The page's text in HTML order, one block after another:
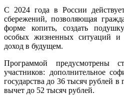
С 2024 года в России
сбережений, позволяющая
форме копить, создать
особых жизненных ситуаций и
доход в будущем.
Программой предусмотрены
участников: дополнительное
государства до 36 тысяч рублей
вычет до 52 тысяч рублей.